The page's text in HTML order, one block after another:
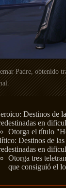
Padre, obtenido
Destinos de
en
Otorga el título
Destinos de las
en
Otorga tres
que consiguió el